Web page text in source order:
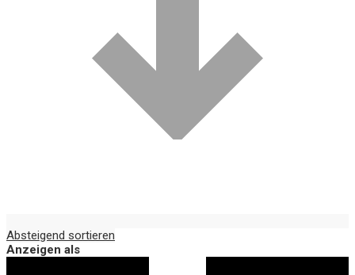
Absteigend sortieren
Anzeigen als